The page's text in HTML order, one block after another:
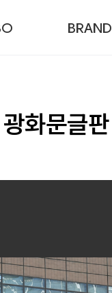
BRAND
광화문글판